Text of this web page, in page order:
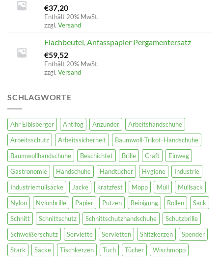
€37,20
Enthält 20% MwSt.
zzgl. Versand
Flachbeutel, Anfasspapier Pergamentersatz
€59,52
Enthält 20% MwSt.
zzgl. Versand
SCHLAGWORTE
Ahr Eibisberger Antifog Anzünder
Arbeitshandschuhe
Arbeitsschutz
Arbeitssicherheit
Baumwoll-Trikot-Handschuhe
Baumwollhandschuhe
Beschichtet Brille Craft
Einweg
Gastronomie
Handschuhe Handtücher Hygiene
Industrie
Industriemüllsäcke
Jacke kratzfest Mopp Müll
Müllsack
Nylon
Nylonbrille Papier Putzen Reinigung Rollen
Sack
Schnitt
Schnittschutz Schnittschutzhandschuhe
Schutzbrille
Schweißerschutz
Serviette Servietten Shitzkerzen
Spender
Stark
Säcke Tischkerzen Tuch Tücher Wischmopp